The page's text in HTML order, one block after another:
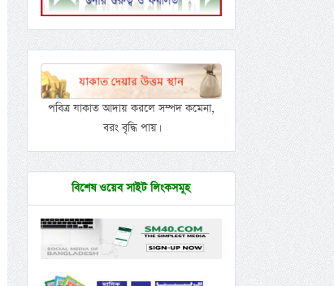
পবিত্র যাকাত আদায় করলে সম্পদ কমেনা,
বরং বৃদ্ধি পায়।
বিশেষ ওয়েব সাইট লিংকসমূহ